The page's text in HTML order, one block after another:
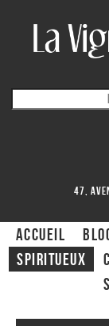
47,
ACCUEIL
Spiritueux